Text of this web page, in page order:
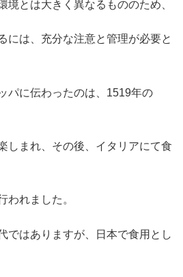
境とは大きく異なるもののため、
には、充分な注意と管理が必要と
パに伝わったのは、1519年の
しまれ、その後、イタリアにて食
われました。
ではありますが、日本で食用とし